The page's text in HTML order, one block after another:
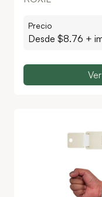
Precio
Desde $8.76 +